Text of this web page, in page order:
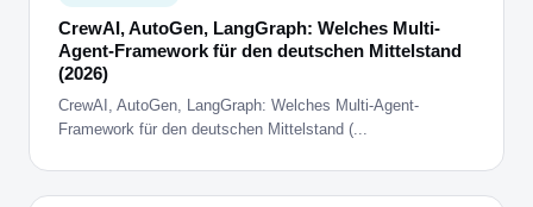
CrewAI, AutoGen, LangGraph: Welches Multi-
Agent-Framework für den deutschen Mittelstand
(2026)
CrewAI, AutoGen, LangGraph: Welches Multi-Agent-
Framework für den deutschen Mittelstand (...